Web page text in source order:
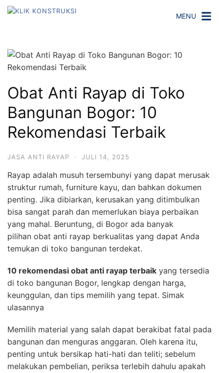
Langsung
MENU
Obat Anti Rayap di Toko
Bangunan Bogor: 10
Rekomendasi Terbaik
JASA ANTI RAYAP · JULI 14, 2025
Rayap adalah musuh tersembunyi yang dapat merusak
struktur rumah, furniture kayu, dan bahkan dokumen
penting. Jika dibiarkan, kerusakan yang ditimbulkan
bisa sangat parah dan memerlukan biaya perbaikan
yang mahal. Beruntung, di Bogor ada banyak
pilihan obat anti rayap berkualitas yang dapat Anda
temukan di toko bangunan terdekat.
10 rekomendasi obat anti rayap terbaik yang tersedia
di toko bangunan Bogor, lengkap dengan harga,
keunggulan, dan tips memilih yang tepat. Simak
ulasannya
Memilih material yang salah dapat berakibat fatal pada
bangunan dan menguras anggaran. Oleh karena itu,
penting untuk bersikap hati-hati dan teliti; sebelum
melakukan pembelian, periksa terlebih dahulu apakah